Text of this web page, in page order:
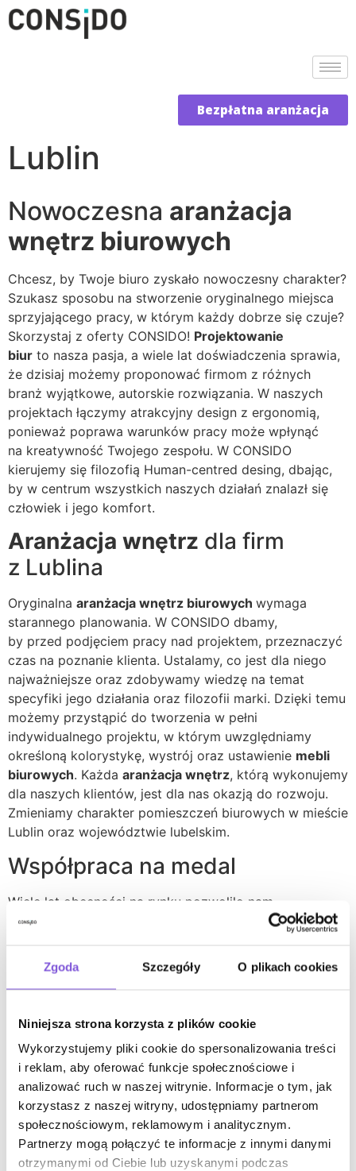
Zgoda Szczegóły O plikach cookies
Niniejsza strona korzysta z plików cookie
Wykorzystujemy pliki cookie do spersonalizowania treści
i reklam, aby oferować funkcje społecznościowe i
analizować ruch w naszej witrynie. Informacje o tym, jak
korzystasz z naszej witryny, udostępniamy partnerom
społecznościowym, reklamowym i analitycznym.
Partnerzy mogą połączyć te informacje z innymi danymi
otrzymanymi od Ciebie lub uzyskanymi podczas
Bezpłatna aranżacja
Lublin
Nowoczesna aranżacja
wnętrz biurowych
Chcesz, by Twoje biuro zyskało nowoczesny charakter?
Szukasz sposobu na stworzenie oryginalnego miejsca
sprzyjającego pracy, w którym każdy dobrze się czuje?
Skorzystaj z oferty CONSIDO! Projektowanie
biur to nasza pasja, a wiele lat doświadczenia sprawia,
że dzisiaj możemy proponować firmom z różnych
branż wyjątkowe, autorskie rozwiązania. W naszych
projektach łączymy atrakcyjny design z ergonomią,
ponieważ poprawa warunków pracy może wpłynąć
na kreatywność Twojego zespołu. W CONSIDO
kierujemy się filozofią Human-centred desing, dbając,
by w centrum wszystkich naszych działań znalazł się
człowiek i jego komfort.
Aranżacja wnętrz dla firm
z Lublina
Oryginalna aranżacja wnętrz biurowych wymaga
starannego planowania. W CONSIDO dbamy,
by przed podjęciem pracy nad projektem, przeznaczyć
czas na poznanie klienta. Ustalamy, co jest dla niego
najważniejsze oraz zdobywamy wiedzę na temat
specyfiki jego działania oraz filozofii marki. Dzięki temu
możemy przystąpić do tworzenia w pełni
indywidualnego projektu, w którym uwzględniamy
określoną kolorystykę, wystrój oraz ustawienie mebli
biurowych. Każda aranżacja wnętrz, którą wykonujemy
dla naszych klientów, jest dla nas okazją do rozwoju.
Zmieniamy charakter pomieszczeń biurowych w mieście
Lublin oraz województwie lubelskim.
Współpraca na medal
Wiele lat obecności na rynku pozwoliło nam
wypracować własne standardy współpracy, którymi
temu każda
aranżacja biura
w CONSIDO to w pełni
indywidualny projekt oparty na sprawdzonych
oraz nieszablonowanego podejścia, dlatego nasze
realizacje są tworzone przez ludzi z pasją i łączą
oryginalne rozwiązania z funkcjonalnością. Jeśli
szukasz rzetelnego partnera, z którym odmienisz
pomieszczenia biurowe lub stworzysz klimatyczny lokal
gastronomiczny CONSIDO to świetny wybór.
Nasza oferta jest skierowana do przedsiębiorców
z miasta Lublin oraz właścicieli firm i lokali